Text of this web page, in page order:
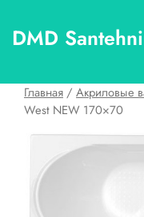
содержимому
DMD
Главная / Акриловые
West NEW 170×70